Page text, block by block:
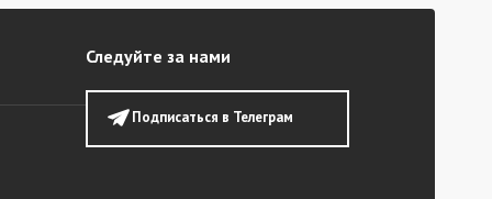
Следуйте за нами
Подписаться в Телеграм